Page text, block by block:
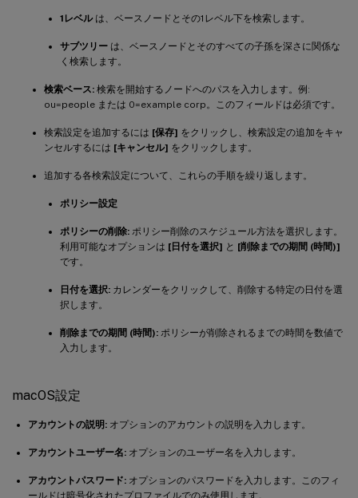
1レベルは、ベースノードとその1レベル下を検索します。
サブツリー は、ベースノードとそのすべての子孫を深さに関係な
く検索します。
検索ベース: 検索を開始するノードへのパスを入力します。例:
ou=people または 0=example corp。このフィールドは必須です。
検索設定を追加するには [保存] をクリックし、検索設定の追加をキャ
ンセルするには [キャンセル] をクリックします。
追加する各検索設定について、これらの手順を繰り返します。
ポリシー設定
ポリシーの削除: ポリシー削除のスケジュール方法を選択します。
利用可能なオプションは [日付を選択] と [削除までの期間 (時間)]
です。
日付を選択: カレンダーをクリックして、削除する特定の日付を選
択します。
削除までの期間 (時間): ポリシーが削除されるまでの時間を数値で
入力します。
macOS設定
アカウントの説明: オプションのアカウントの説明を入力します。
アカウントユーザー名: オプションのユーザー名を入力します。
アカウントパスワード: オプションのパスワードを入力します。このフィ
ールドは暗号化されたプロファイルでのみ使用します。